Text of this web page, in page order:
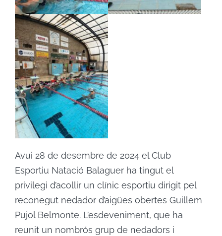
Avui 28 de desembre de 2024 el Club
Esportiu Natació Balaguer ha tingut el
privilegi d’acollir un clínic esportiu dirigit pel
reconegut nedador d’aigües obertes Guillem
Pujol Belmonte. L’esdeveniment, que ha
reunit un nombrós grup de nedadors i